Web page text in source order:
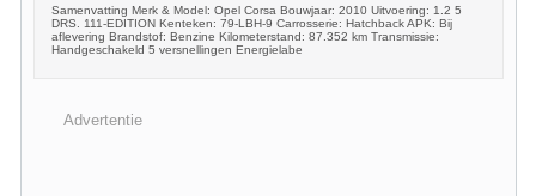
Samenvatting Merk & Model: Opel Corsa Bouwjaar: 2010 Uitvoering: 1.2 5
DRS. 111-EDITION Kenteken: 79-LBH-9 Carrosserie: Hatchback APK: Bij
aflevering Brandstof: Benzine Kilometerstand: 87.352 km Transmissie:
Handgeschakeld 5 versnellingen Energielabe
Advertentie